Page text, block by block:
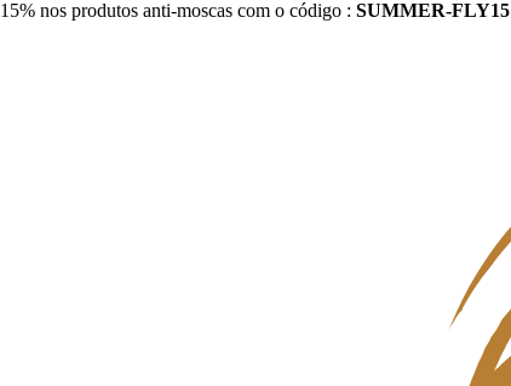
15% nos produtos anti-moscas com o código : SUMMER-FLY15